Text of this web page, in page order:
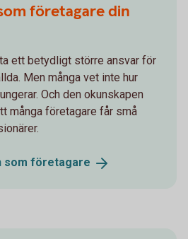
företagare din
ett betydligt större ansvar för
Men många vet inte hur
Och den okunskapen
många företagare får små
som företagare